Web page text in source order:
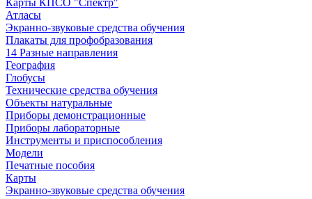
Карты КПСО "Спектр"
Атласы
Экранно-звуковые средства обучения
Плакаты для профобразования
14 Разные направления
География
Глобусы
Технические средства обучения
Объекты натуральные
Приборы демонстрационные
Приборы лабораторные
Инструменты и приспособления
Модели
Печатные пособия
Карты
Экранно-звуковые средства обучения